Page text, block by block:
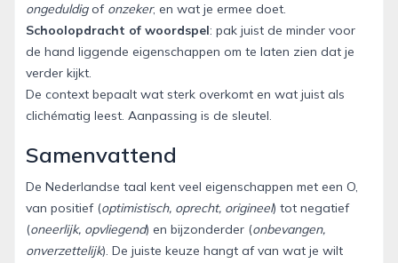
ongeduldigof onzeker, en wat je ermee doet.
Schoolopdracht of woordspel: pak juist de minder voor
de hand liggende eigenschappen om te laten zien dat je
verder kijkt.
De context bepaalt wat sterk overkomt en wat juist als
clichématig leest. Aanpassing is de sleutel.
Samenvattend
De Nederlandse taal kent veel eigenschappen met een O,
van positief (optimistisch, oprecht, origineel) tot negatief
(oneerlijk, opvliegend) en bijzonderder (onbevangen,
onverzettelijk). De juiste keuze hangt af van wat je wilt